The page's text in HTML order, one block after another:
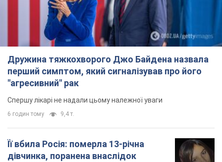
Дружина тяжкохворого Джо Байдена назвала
перший симптом, який сигналізував про його
"агресивний" рак
Спершу лікарі не надали цьому належної уваги
6 годин тому 9,4 т.
Її вбила Росія: померла 13-річна
дівчинка, поранена внаслідок